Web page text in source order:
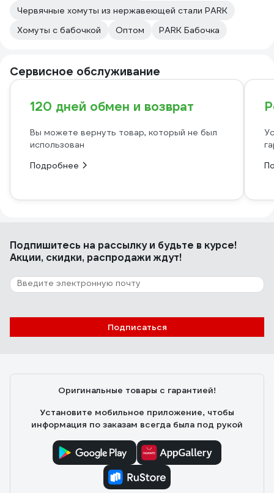
Червячные хомуты из нержавеющей стали PARK
Хомуты с бабочкой
Оптом PARK Бабочка
Сервисное обслуживание
120 дней обмен и возврат
Вы можете вернуть товар, который не был
использован
Подробнее
Подпишитесь на рассылкуи будьте в курсе!
Акции, скидки, распродажи ждут!
Подписаться
Оригинальные товары с гарантией!
Установите мобильное приложение, чтобы
информация по заказам всегда была под рукой